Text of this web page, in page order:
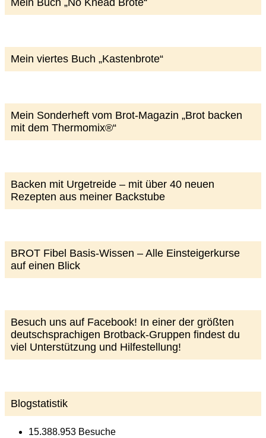
Mein Buch „No Knead Brote“
Mein viertes Buch „Kastenbrote“
Mein Sonderheft vom Brot-Magazin „Brot backen
mit dem Thermomix®“
Backen mit Urgetreide – mit über 40 neuen
Rezepten aus meiner Backstube
BROT Fibel Basis-Wissen – Alle Einsteigerkurse
auf einen Blick
Besuch uns auf Facebook! In einer der größten
deutschsprachigen Brotback-Gruppen findest du
viel Unterstützung und Hilfestellung!
Blogstatistik
15.388.953 Besuche